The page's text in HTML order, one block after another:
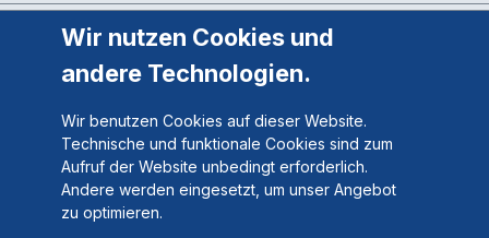
Wir nutzen Cookies und
andere Technologien.
Wir benutzen Cookies auf dieser Website.
Technische und funktionale Cookies sind zum
Aufruf der Website unbedingt erforderlich.
Andere werden eingesetzt, um unser Angebot
zu optimieren.